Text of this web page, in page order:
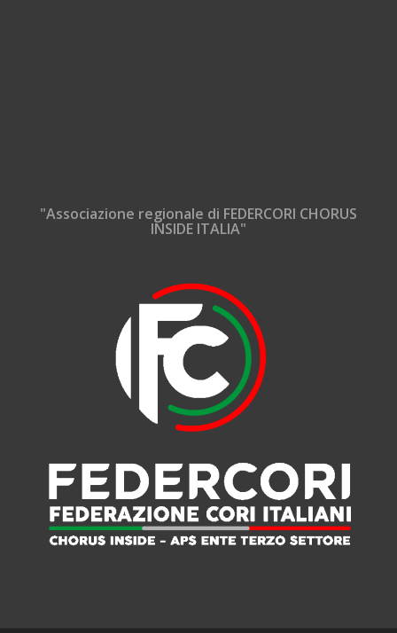
"Associazione regionale di FEDERCORI CHORUS
INSIDE ITALIA"